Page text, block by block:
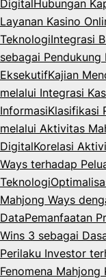
DigitalHubungan
Layanan Kasino
TeknologiIntegrasi
sebagai Pendukung
EksekutifKajian
melalui Integrasi
InformasiKlasifikasi
melalui Aktivitas
DigitalKorelasi
Ways terhadap
Teknologi
Mahjong Ways
DataPemanfaatan
Wins 3 sebagai
Perilaku Investor
Fenomena Mahjong